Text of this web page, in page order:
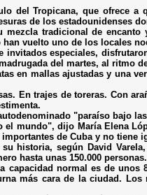
del Tropicana, que ofrece a
de los estadounidenses
tradicional de encanto
vuelto uno de los locales
especiales,
del martes, al ritmo
en mallas ajustadas y una
En trajes de toreras. Con
"paraíso bajo
mundo", dijo María Elena
de Cuba y no tiene
historia, según David
hasta unas 150.000 personas.
capacidad normal es de unos
más cara de la ciudad.